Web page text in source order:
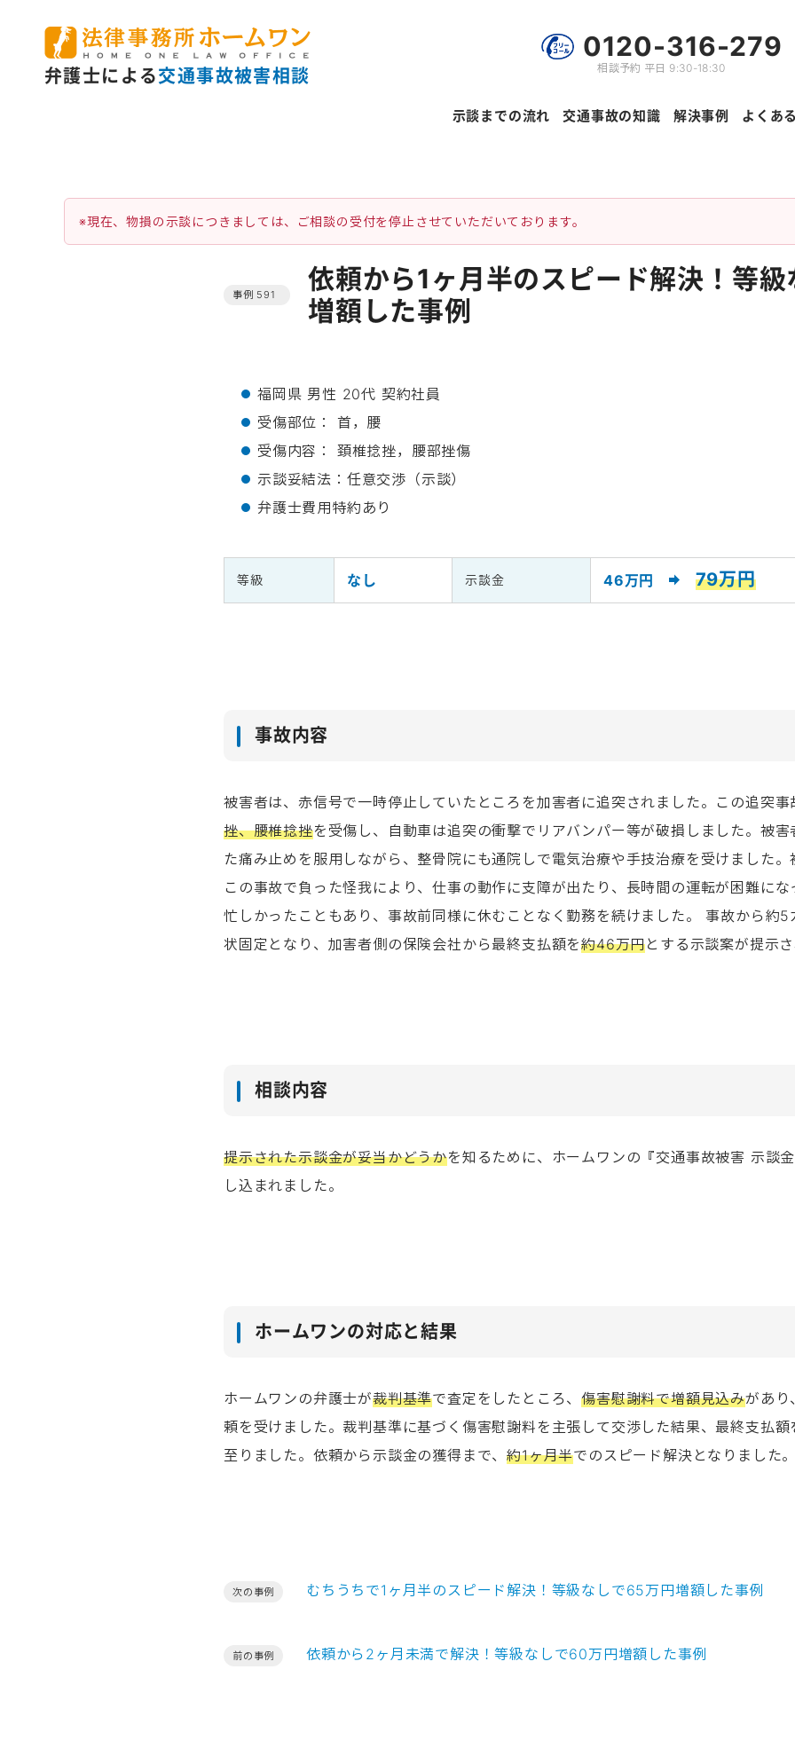
弁護士による交通事故被害相談
0120-316-279
相談予約 平日 9:30-18:30
示談までの流れ 交通事故の知識 解決事例 よくあ
※現在、物損の示談につきましては、ご相談の受付を停止させていただいております。
事例 591
依頼から1ヶ月半のスピード解決！等
増額した事例
福岡県 男性 20代 契約社員
受傷部位： 首，腰
受傷内容： 頚椎捻挫，腰部挫傷
示談妥結法：任意交渉（示談）
弁護士費用特約あり
等級 なし 示談金 46万円 79万円
事故内容
被害者は、赤信号で一時停止していたところを加害者に追突されました。この追突
挫、腰椎捻挫を受傷し、自動車は追突の衝撃でリアバンパー等が破損しました。被
た痛み止めを服用しながら、整骨院にも通院しで電気治療や手技治療を受けました
この事故で負った怪我により、仕事の動作に支障が出たり、長時間の運転が困難に
忙しかったこともあり、事故前同様に休むことなく勤務を続けました。 事故から約
状固定となり、加害者側の保険会社から最終支払額を約46万円とする示談案が提示
相談内容
提示された示談金が妥当かどうかを知るために、ホームワンの『交通事故被害 示談
し込まれました。
ホームワンの対応と結果
ホームワンの弁護士が裁判基準で査定をしたところ、傷害慰謝料で増額見込みがあり
頼を受けました。裁判基準に基づく傷害慰謝料を主張して交渉した結果、最終支払額
至りました。依頼から示談金の獲得まで、約1ヶ月半でのスピード解決となりました
次の事例 むちうちで1ヶ月半のスピード解決！等級なしで65万円増額した事例
前の事例 依頼から2ヶ月未満で解決！等級なしで60万円増額した事例